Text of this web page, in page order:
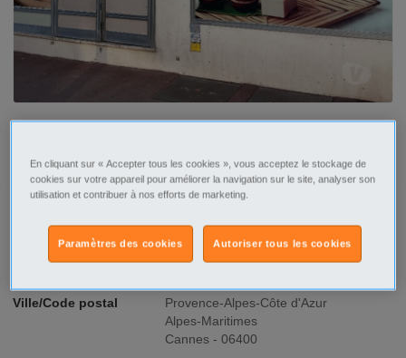
Ville/Code postal
Provence-Alpes-Côte d'Azur
Alpes-Maritimes
Cannes - 06400
Contacter par email
Signaler cette annonce
En cliquant sur « Accepter tous les cookies », vous acceptez le stockage de
cookies sur votre appareil pour améliorer la navigation sur le site, analyser son
utilisation et contribuer à nos efforts de marketing.
Autoriser tous les cookies
Paramètres des cookies